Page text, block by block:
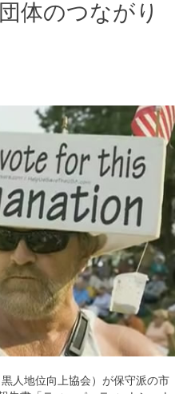
体のつながり
人地位向上協会）が保守派の市